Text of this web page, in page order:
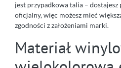
jest przypadkowa talia –
oficjalny, więc możesz mieć
zgodności z założeniami marki.
Materiał